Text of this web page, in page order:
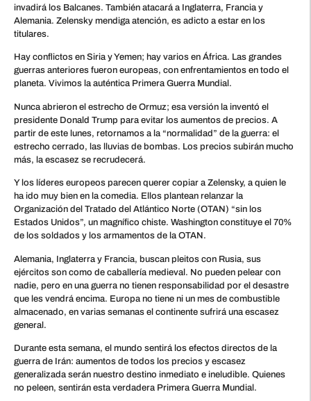
invadirá los Balcanes. También atacará a Inglaterra, Francia y
Alemania. Zelensky mendiga atención, es adicto a estar en los
titulares.
Hay conflictos en Siria y Yemen; hay varios en África. Las grandes
guerras anteriores fueron europeas, con enfrentamientos en todo el
planeta. Vivimos la auténtica Primera Guerra Mundial.
Nunca abrieron el estrecho de Ormuz; esa versión la inventó el
presidente Donald Trump para evitar los aumentos de precios. A
partir de este lunes, retornamos a la “normalidad” de la guerra: el
estrecho cerrado, las lluvias de bombas. Los precios subirán mucho
más, la escasez se recrudecerá.
Y los líderes europeos parecen querer copiar a Zelensky, a quien le
ha ido muy bien en la comedia. Ellos plantean relanzar la
Organización del Tratado del Atlántico Norte (OTAN) “sin los
Estados Unidos”, un magnífico chiste. Washington constituye el 70%
de los soldados y los armamentos de la OTAN.
Alemania, Inglaterra y Francia, buscan pleitos con Rusia, sus
ejércitos son como de caballería medieval. No pueden pelear con
nadie, pero en una guerra no tienen responsabilidad por el desastre
que les vendrá encima. Europa no tiene ni un mes de combustible
almacenado, en varias semanas el continente sufrirá una escasez
general.
Durante esta semana, el mundo sentirá los efectos directos de la
guerra de Irán: aumentos de todos los precios y escasez
generalizada serán nuestro destino inmediato e ineludible. Quienes
no peleen, sentirán esta verdadera Primera Guerra Mundial.